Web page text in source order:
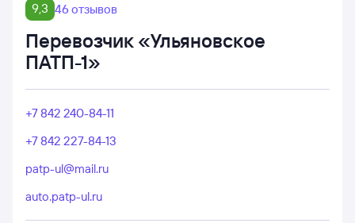
9,3 46 отзывов
Перевозчик «Ульяновское
ПАТП-1»
+7 842 240-84-11
+7 842 227-84-13
patp-ul@mail.ru
auto.patp-ul.ru